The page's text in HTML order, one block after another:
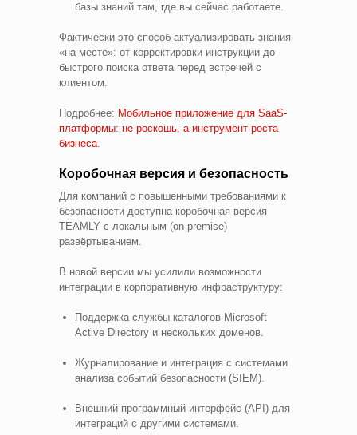
базы знаний там, где вы сейчас работаете.
Фактически это способ актуализировать знания
«на месте»: от корректировки инструкции до
быстрого поиска ответа перед встречей с
клиентом.
Подробнее: Мобильное приложение для SaaS-
платформы: не роскошь, а инструмент роста
бизнеса.
Коробочная версия и безопасность
Для компаний с повышенными требованиями к
безопасности доступна коробочная версия
TEAMLY с локальным (on-premise)
развёртыванием.
В новой версии мы усилили возможности
интеграции в корпоративную инфраструктуру:
Поддержка службы каталогов Microsoft
Active Directory и нескольких доменов.
Журналирование и интеграция с системами
анализа событий безопасности (SIEM).
Внешний программный интерфейс (API) для
интеграций с другими системами.